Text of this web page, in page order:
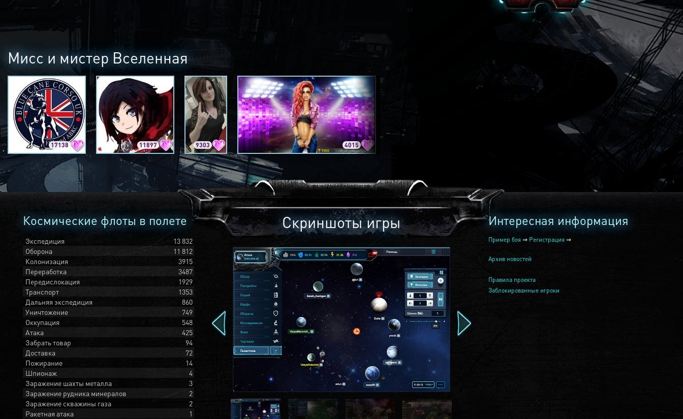
Мисс и мистер Вселенная
17138 11897 9303 4015 2240
Космические флоты в полете
Экспедиция
13 832
Оборона
11 812
Колонизация
3915
Переработка
3487
Передислокация
1929
Транспорт
1353
Дальняя экспедиция
860
Уничтожение
749
Оккупация
548
Атака
425
Забрать товар
94
Доставка
72
Пожирание
14
Шпионаж
4
Заражение шахты металла
3
Заражение рудника минералов
2
Заражение скважины газа
2
Ракетная атака
1
Скриншоты игры Интересная информация
Пример боя ⇒ Регистрация ⇒
Архив новостей
Правила проекта
Заблокированные игроки